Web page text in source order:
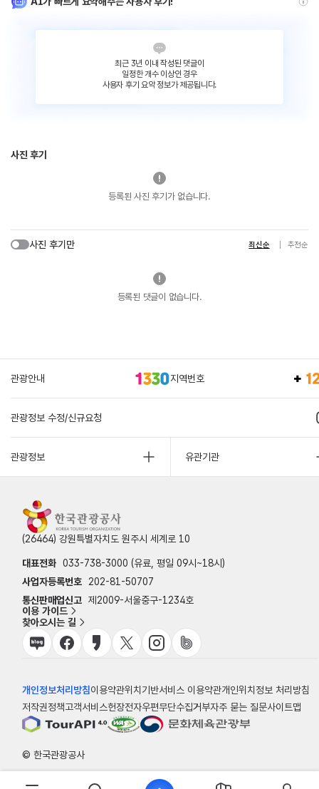
최근 3년 이내 작성된 댓글이
일정한 개수 이상인 경우
사용자 후기 요약 정보가 제공됩니다.
사진 후기
등록된 사진 후기가 없습니다.
사진 후기만 최신순 추천순
등록된 댓글이 없습니다.
관광안내 지역번호
관광정보 수정/신규요청
관광정보 유관기관
(26464) 강원특별자치도 원주시 세계로 10
대표전화 033-738-3000 (유료, 평일 09시~18시)
사업자등록번호
202-81-50707
통신판매업신고 제2009-서울중구-1234호
이용 가이드
찾아오시는 길
개인정보처리방침이용약관위치기반서비스 이용약관개인위치정보 처리방침
저작권정책고객서비스헌장전자우편무단수집거부자주 묻는 질문사이트맵
© 한국관광공사